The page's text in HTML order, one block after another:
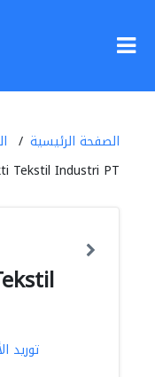
الصفحة الرئيسية
Tekstil Industri PT
توريد